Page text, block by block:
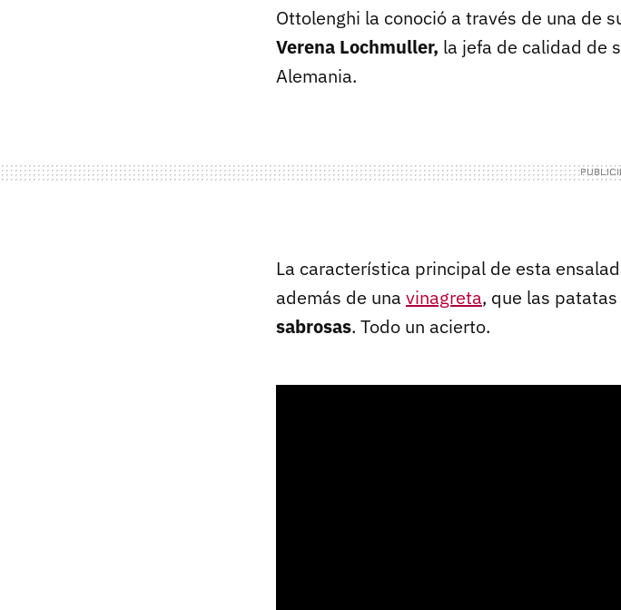
Ottolenghi la conoció a través de una de
Verena Lochmuller, la jefa de calidad de
Alemania.
La característica principal de esta
además de una vinagreta, que las
sabrosas. Todo un acierto.